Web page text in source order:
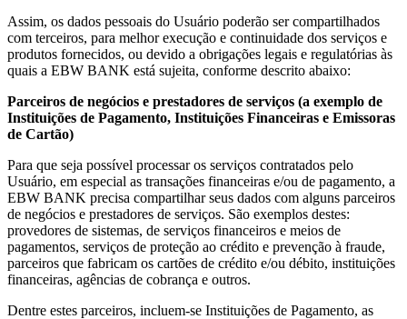
Assim, os dados pessoais do Usuário poderão ser compartilhados
com terceiros, para melhor execução e continuidade dos serviços e
produtos fornecidos, ou devido a obrigações legais e regulatórias às
quais a EBW BANK está sujeita, conforme descrito abaixo:
Parceiros de negócios e prestadores de serviços (a exemplo de
Instituições de Pagamento, Instituições Financeiras e Emissoras
de Cartão)
Para que seja possível processar os serviços contratados pelo
Usuário, em especial as transações financeiras e/ou de pagamento, a
EBW BANK precisa compartilhar seus dados com alguns parceiros
de negócios e prestadores de serviços. São exemplos destes:
provedores de sistemas, de serviços financeiros e meios de
pagamentos, serviços de proteção ao crédito e prevenção à fraude,
parceiros que fabricam os cartões de crédito e/ou débito, instituições
financeiras, agências de cobrança e outros.
Dentre estes parceiros, incluem-se Instituições de Pagamento, as